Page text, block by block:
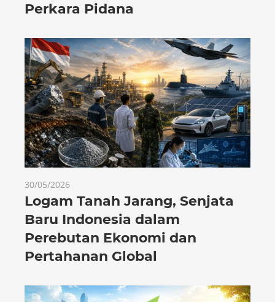
Perkara Pidana
30/05/2026
Logam Tanah Jarang, Senjata
Baru Indonesia dalam
Perebutan Ekonomi dan
Pertahanan Global